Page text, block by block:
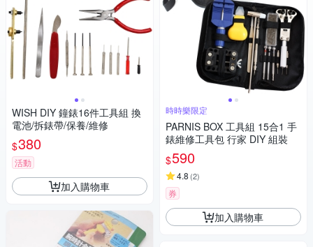
WISH DIY 鐘錶16件工具組 換
電池/拆錶帶/保養/維修
$380
活動
加入購物車
時時樂限定
PARNIS BOX 工具組 15合1 手
錶維修工具包 行家 DIY 組裝
$590
4.8 (2)
券
加入購物車